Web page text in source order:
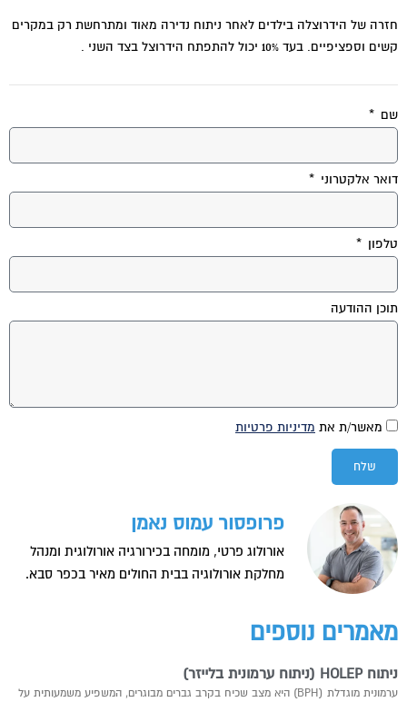
חזרה של הידרוצלה בילדים לאחר ניתוח נדירה מאוד ומתרחשת רק במקרים
קשים וספציפיים. בעד 10% יכול להתפתח הידרוצל בצד השני .
שם
דואר אלקטרוני
טלפון
תוכן ההודעה
מאשר/ת את מדיניות פרטיות
שלח
פרופסור עמוס נאמן
אורולוג פרטי, מומחה בכירורגיה אורולוגית ומנהל
מחלקת אורולוגיה בבית החולים מאיר בכפר סבא.
מאמרים נוספים
ניתוח HOLEP (ניתוח ערמונית בלייזר)
ערמונית מוגדלת (BPH) היא מצב שכיח בקרב גברים מבוגרים, המשפיע משמעותית על